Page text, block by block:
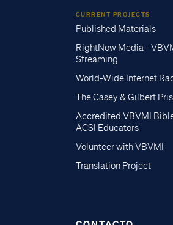
CURRENT PROJECTS
Published Materials
RightNow Media -
Streaming
World-Wide Internet
The Casey & Gilbert
Accredited VBVMI
ACSI Educators
Volunteer with VBVMI
Translation Project